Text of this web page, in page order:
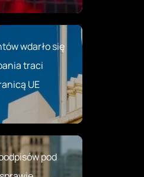
wdarło się
traci
UE
pod